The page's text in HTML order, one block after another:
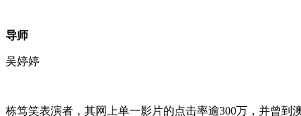
导师
吴婷婷
栋笃笑表演者，其网上单一影片的点击率逾300万，并曾到